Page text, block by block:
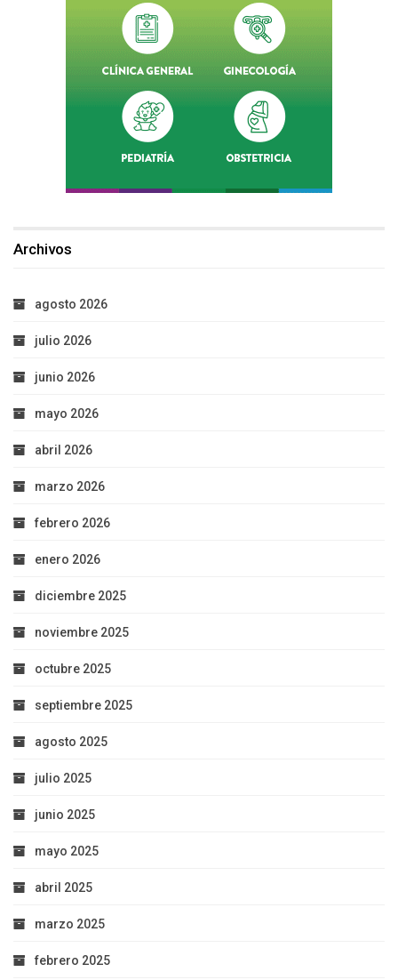
Archivos
agosto 2026
julio 2026
junio 2026
mayo 2026
abril 2026
marzo 2026
febrero 2026
enero 2026
diciembre 2025
noviembre 2025
octubre 2025
septiembre 2025
agosto 2025
julio 2025
junio 2025
mayo 2025
abril 2025
marzo 2025
febrero 2025